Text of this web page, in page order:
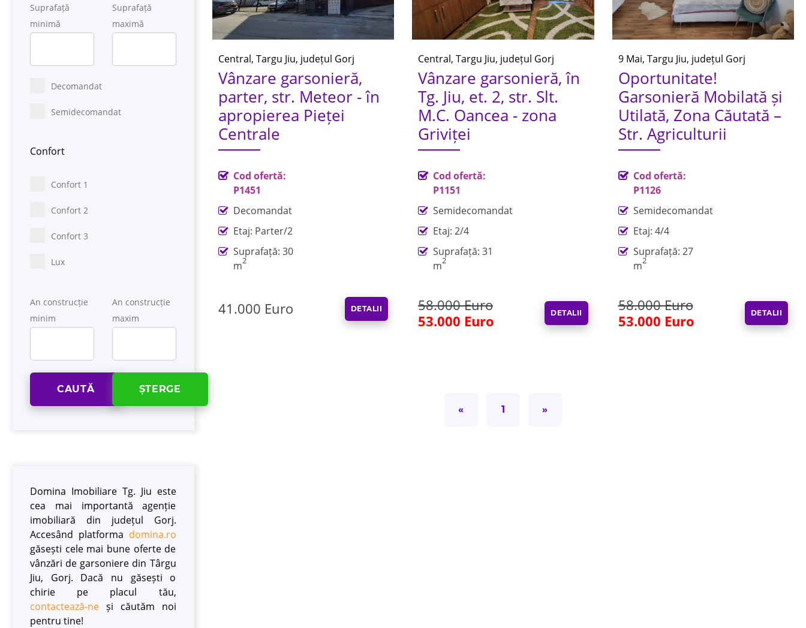
Suprafață
minimă
Suprafață
maximă
Decomandat
Semidecomandat
Confort
Confort 1
Confort 2
Confort 3
Lux
An construcție
minim
An construcție
maxim
CAUTĂ ȘTERGE
Domina Imobiliare Tg. Jiu este
cea mai importantă agenție
imobiliară din județul Gorj.
Accesând platforma domina.ro
găsești cele mai bune oferte de
vânzări de garsoniere din Târgu
Jiu, Gorj. Dacă nu găsești o
chirie pe placul tău,
contactează-ne și căutăm noi
pentru tine!
Central, Targu Jiu, județul Gorj
Vânzare garsonieră,
parter, str. Meteor - în
apropierea Pieței
Centrale
Cod ofertă:
P1451
Decomandat
Etaj: Parter/2
Suprafață: 30
m2
41.000 Euro DETALII
Central, Targu Jiu, județul Gorj
Vânzare garsonieră, în
Tg. Jiu, et. 2, str. Slt.
M.C. Oancea - zona
Griviței
Cod ofertă:
P1151
Semidecomandat
Etaj: 2/4
Suprafață: 31
m2
58.000 Euro
53.000 Euro
DETALII
9 Mai, Targu Jiu, județul Gorj
Oportunitate!
Garsonieră Mobilată și
Utilată, Zona Căutată –
Str. Agriculturii
Cod ofertă:
P1126
Semidecomandat
Etaj: 4/4
Suprafață: 27
m2
58.000 Euro
53.000 Euro
DETALII
« 1 »